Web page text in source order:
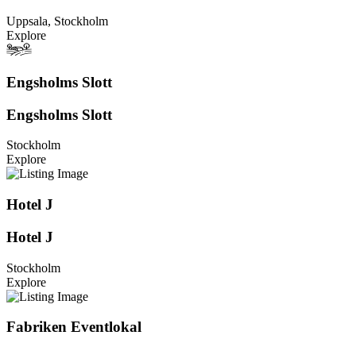
Uppsala, Stockholm
Explore
Engsholms Slott
Engsholms Slott
Stockholm
Explore
Hotel J
Hotel J
Stockholm
Explore
Fabriken Eventlokal